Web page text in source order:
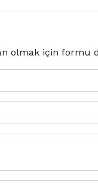
olmak için formu